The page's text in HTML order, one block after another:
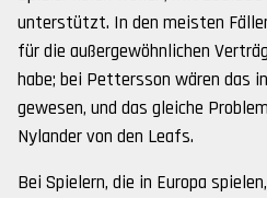
unterstützt. In den meisten
für die außergewöhnlichen
habe; bei Pettersson wären das
gewesen, und das gleiche
Nylander von den Leafs.
Bei Spielern, die in Europa